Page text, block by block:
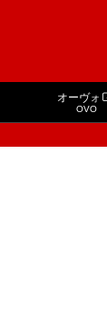
オーヴォ
OVO